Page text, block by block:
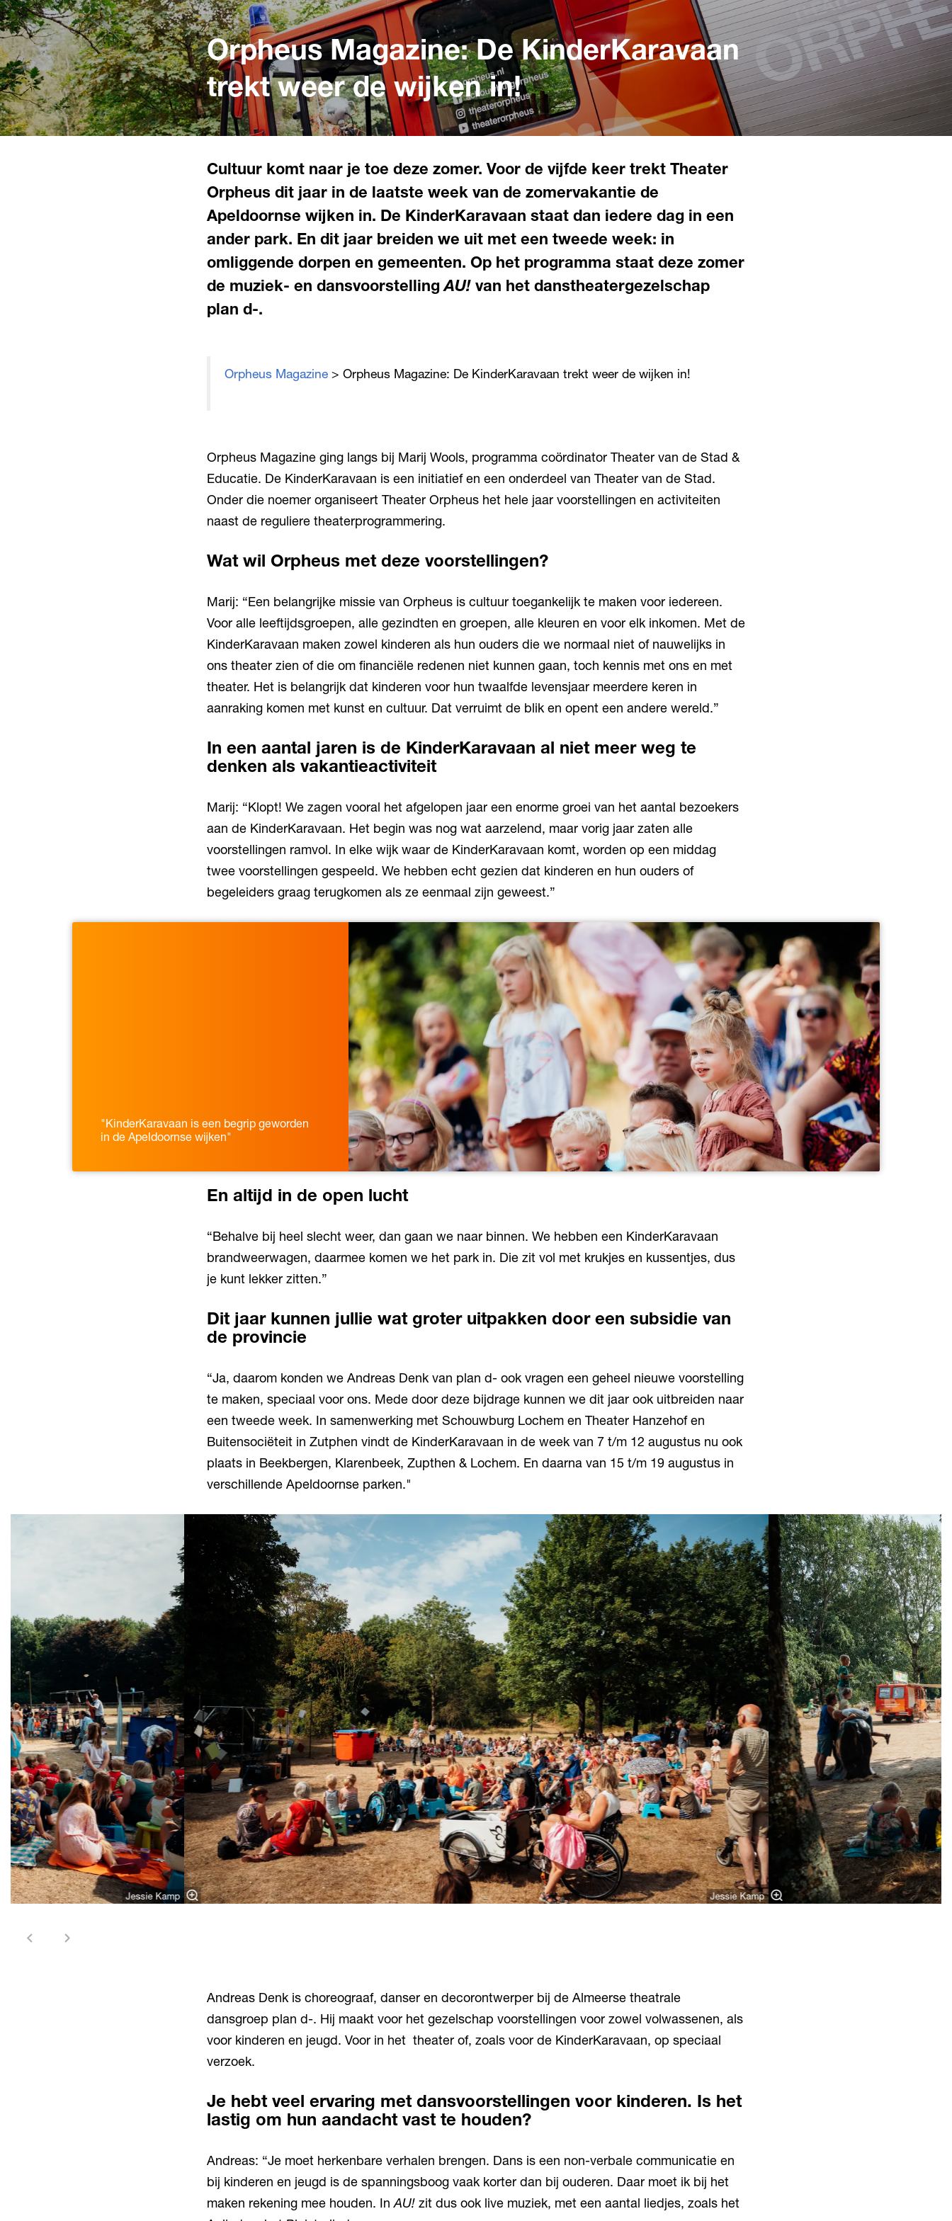
Orpheus Magazine: De KinderKaravaan
trekt weer de wijken in!
Cultuur komt naar je toe deze zomer. Voor de vijfde keer trekt Theater
Orpheus dit jaar in de laatste week van de zomervakantie de
Apeldoornse wijken in. De KinderKaravaan staat dan iedere dag in een
ander park. En dit jaar breiden we uit met een tweede week: in
omliggende dorpen en gemeenten. Op het programma staat deze zomer
de muziek- en dansvoorstellingAU! van het danstheatergezelschap
plan d-.
Orpheus Magazine > Orpheus Magazine: De KinderKaravaan trekt weer de wijken in!
Orpheus Magazine ging langs bij Marij Wools, programma coördinator Theater van de Stad &
Educatie. De KinderKaravaan is een initiatief en een onderdeel van Theater van de Stad.
Onder die noemer organiseert Theater Orpheus het hele jaar voorstellingen en activiteiten
naast de reguliere theaterprogrammering.
Wat wil Orpheus met deze voorstellingen?
Marij: “Een belangrijke missie van Orpheus is cultuur toegankelijk te maken voor iedereen.
Voor alle leeftijdsgroepen, alle gezindten en groepen, alle kleuren en voor elk inkomen. Met de
KinderKaravaan maken zowel kinderen als hun ouders die we normaal niet of nauwelijks in
ons theater zien of die om financiële redenen niet kunnen gaan, toch kennis met ons en met
theater. Het is belangrijk dat kinderen voor hun twaalfde levensjaar meerdere keren in
aanraking komen met kunst en cultuur. Dat verruimt de blik en opent een andere wereld.”
In een aantal jaren is de KinderKaravaan al niet meer weg te
denken als vakantieactiviteit
Marij: “Klopt! We zagen vooral het afgelopen jaar een enorme groei van het aantal bezoekers
aan de KinderKaravaan. Het begin was nog wat aarzelend, maar vorig jaar zaten alle
voorstellingen ramvol. In elke wijk waar de KinderKaravaan komt, worden op een middag
twee voorstellingen gespeeld. We hebben echt gezien dat kinderen en hun ouders of
begeleiders graag terugkomen als ze eenmaal zijn geweest.”
"KinderKaravaan is een begrip geworden
in de Apeldoornse wijken"
En altijd in de open lucht
“Behalve bij heel slecht weer, dan gaan we naar binnen. We hebben een KinderKaravaan
brandweerwagen, daarmee komen we het park in. Die zit vol met krukjes en kussentjes, dus
je kunt lekker zitten.”
Dit jaar kunnen jullie wat groter uitpakken door een subsidie van
de provincie
“Ja, daarom konden we Andreas Denk van plan d- ook vragen een geheel nieuwe voorstelling
te maken, speciaal voor ons. Mede door deze bijdrage kunnen we dit jaar ook uitbreiden naar
een tweede week. In samenwerking met Schouwburg Lochem en Theater Hanzehof en
Buitensociëteit in Zutphen vindt de KinderKaravaan in de week van 7 t/m 12 augustus nu ook
plaats in Beekbergen, Klarenbeek, Zupthen & Lochem. En daarna van 15 t/m 19 augustus in
verschillende Apeldoornse parken."
Jessie Kamp Jessie Kamp
Andreas Denk is choreograaf, danser en decorontwerper bij de Almeerse theatrale
dansgroep plan d-. Hij maakt voor het gezelschap voorstellingen voor zowel volwassenen, als
voor kinderen en jeugd. Voor in het theater of, zoals voor de KinderKaravaan, op speciaal
verzoek.
Je hebt veel ervaring met dansvoorstellingen voor kinderen. Is het
lastig om hun aandacht vast te houden?
Andreas: “Je moet herkenbare verhalen brengen. Dans is een non-verbale communicatie en
bij kinderen en jeugd is de spanningsboog vaak korter dan bij ouderen. Daar moet ik bij het
maken rekening mee houden. InAU! zit dus ook live muziek, met een aantal liedjes, zoals het